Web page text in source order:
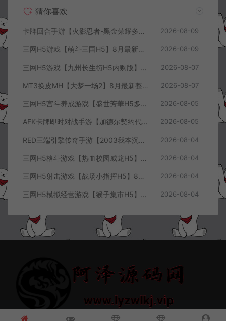
猜你喜欢
卡牌回合手游【火影忍者-黑金荣耀多区跨服平台币内购版】8月最新整理Linux手工服务端+CDK授权后台+安卓+详细搭建教程+视频教程 2026-08-09
三网H5游戏【萌斗三国H5】8月最新整理Win一键服务端+GM充值后台+简易安卓客户端+详细搭建教程+视频教程 2026-08-09
三网H5游戏【九州长生衍H5内购版】8月最新整理Linux手工服务端+管理后台+GM授权后台+简易安卓客户端+详细搭建教程+视频教程 2026-08-07
MT3换皮MH【大梦一场2】8月最新整理Linux手工服务端+源码+管理后台+安卓苹果双端+详细搭建教程+视频教程 2026-08-07
三网H5宫斗养成游戏【盛世芳華H5多区跨服代金券内购优化版】8月最新整理Linux手工服务端+CDK授权后台+全资源安卓+详细搭建教程+视频教程 2026-08-05
AFK卡牌即时对战手游【加德尔契约代金券内购修复版】8月最新整理Linux手工服务端+前后端全套源码+CDK授权后台+安卓苹果双端+详细搭建教程+视频教程 2026-08-05
RED三端引擎传奇手游【2003我本沉默三职业】8月最新整理Win一键服务端+PC安卓+详细搭建教程 2026-08-04
三网H5格斗游戏【热血校园威龙H5】8月最新整理Linux手工服务端+Win一键服务端+解压即玩+简易安卓客户端+详细搭建教程 2026-08-04
三网H5射击游戏【战场小指挥H5】8月最新整理Linux手工服务端+Win一键服务端+解压即玩+简易安卓客户端+详细搭建教程 2026-08-04
三网H5模拟经营游戏【猴子集市H5】8月最新整理Linux手工服务端+Win一键服务端+解压即玩+简易安卓客户端+详细搭建教程 2026-08-04
© 2021~2026 阿泽源码网 www.lyzwlkj.vip 冷雨泽
豫